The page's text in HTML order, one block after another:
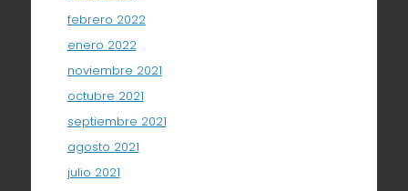
febrero 2022
enero 2022
noviembre 2021
octubre 2021
septiembre 2021
agosto 2021
julio 2021